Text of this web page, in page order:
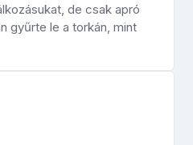
de csak apró
gyűrte le a torkán, mint